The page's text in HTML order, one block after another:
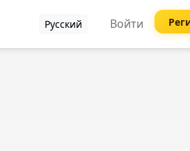
Русский Войти